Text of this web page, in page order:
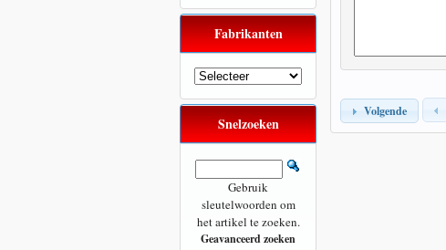
Volgende
Fabrikanten
Snelzoeken
Gebruik
sleutelwoorden om
het artikel te zoeken.
Geavanceerd zoeken